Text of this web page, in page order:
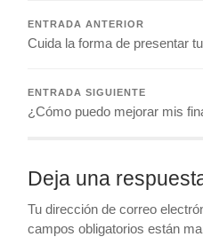
ENTRADA ANTERIOR
Cuida la forma de presentar
ENTRADA SIGUIENTE
¿Cómo puedo mejorar mis
Deja una
Tu dirección de correo
campos obligatorios están